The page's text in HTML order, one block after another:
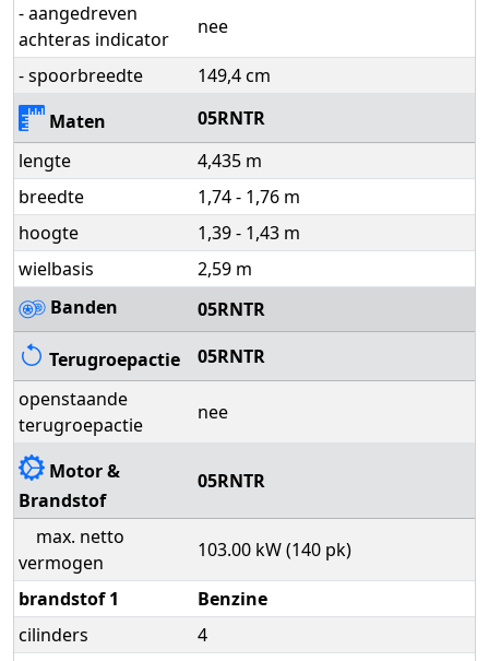
- aangedreven
achteras indicator
nee
- spoorbreedte
149,4 cm
Maten
05RNTR
lengte
4,435 m
breedte
1,74 - 1,76 m
hoogte
1,39 - 1,43 m
wielbasis
2,59 m
Banden
05RNTR
Terugroepactie
05RNTR
openstaande
terugroepactie
nee
Motor &
Brandstof
05RNTR
max. netto
vermogen
103.00 kW (140 pk)
brandstof 1
Benzine
cilinders
4